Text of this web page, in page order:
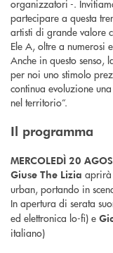
organizzatori -.
partecipare a questa
artisti di grande valore
Ele A, oltre a numerosi
Anche in questo senso,
per noi uno stimolo
continua evoluzione
nel territorio”.
Il programma
MERCOLEDÌ 20
Giuse The Lizia aprirà
urban, portando in
In apertura di serata
ed elettronica lo-fi) e
italiano)